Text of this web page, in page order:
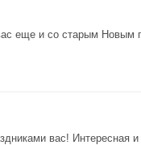
еще и со старым Новым
вас! Интересная и